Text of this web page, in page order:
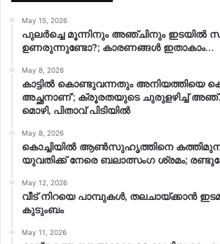
May 15, 2026
പുലർച്ചെ മൂന്നിനും അഞ്ചിനും ഇടയിൽ
ഉണരുന്നുണ്ടോ?; കാരണങ്ങള്‍ ഇതാകാം…
May 8, 2026
കാട്ടിൽ കൊണ്ടുവന്നതും അനിയത്തിയെ
അച്ഛനാണ്’; ക്രൂരതയുടെ ചുരുളഴിച്ച്
മൊഴി, പിതാവ് പിടിയിൽ
May 8, 2026
കൊച്ചിയിൽ ആൺസുഹൃത്തിനെ
യുവതിക്ക് നേരെ ബലാത്സംഗ​ ശ്രമം;
May 12, 2026
വീട് നിറയെ പാമ്പുകൾ, തലചായ്ക്കാൻ
കുടുംബം
May 11, 2026